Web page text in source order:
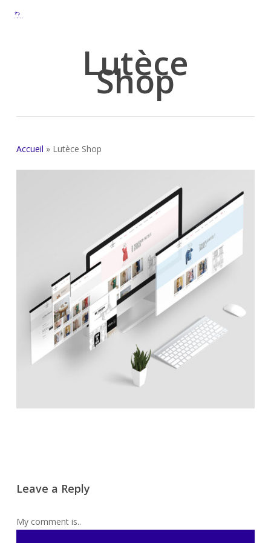
Lutèce
Shop
Accueil » Lutèce Shop
Leave a Reply
My comment is..